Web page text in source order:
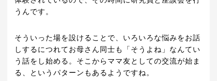
うんです。
そういった場を設けることで、いろいろな悩みをお話
しするにつれてお母さん同士も「そうよね」なんてい
う話をし始める。そこからママ友としての交流が始ま
る、というパターンもあるようですね。